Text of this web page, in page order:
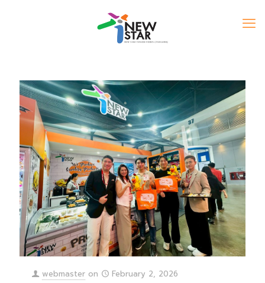
webmaster on February 2, 2026